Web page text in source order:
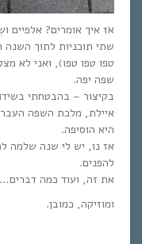
אֹז איך אומרים? אלפיים
שתי תוכניות לתוך
טפו טפו טפו), ואני לא
שפה יפה.
בקיצור – בהבטחתי
איילת, מלכת השפה
היא הוסיפה.
אז נו, יש לי שנה שלמה
להפנים.
את זה, ועוד כמה דברים…
ומוזיקה, כמובן.